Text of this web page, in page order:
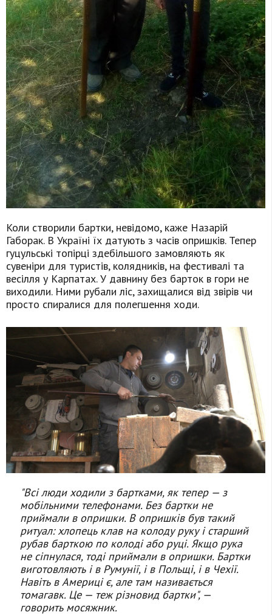
Коли створили бартки, невідомо, каже Назарій
Габорак. В Україні їх датують з часів опришків. Тепер
гуцульські топірці здебільшого замовляють як
сувеніри для туристів, колядників, на фестивалі та
весілля у Карпатах. У давнину без барток в гори не
виходили. Ними рубали ліс, захищалися від звірів чи
просто спиралися для полегшення ходи.
"Всі люди ходили з бартками, як тепер — з
мобільними телефонами. Без бартки не
приймали в опришки. В опришків був такий
ритуал: хлопець клав на колоду руку і старший
рубав барткою по колоді або руці. Якщо рука
не сіпнулася, тоді приймали в опришки. Бартки
виготовляють і в Румунії, і в Польщі, і в Чехії.
Навіть в Америці є, але там називається
томагавк. Це — теж різновид бартки", —
говорить мосяжник.